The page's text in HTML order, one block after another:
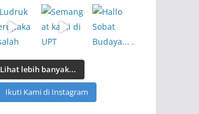
Lihat lebih banyak...
Ikuti Kami di Instagram